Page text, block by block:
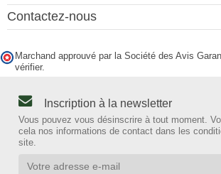
Contactez-nous
Marchand approuvé par la Société des Avis
vérifier.
Inscription à la newsletter
Vous pouvez vous désinscrire à tout moment.
cela nos informations de contact dans les
site.